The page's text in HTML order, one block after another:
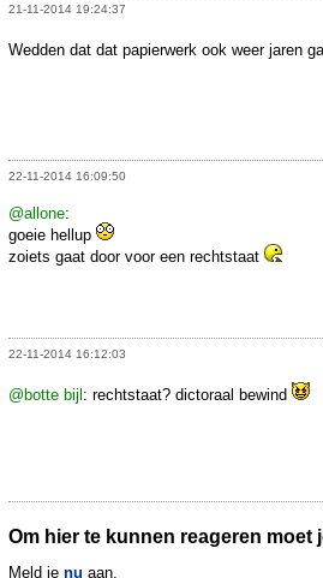
21-11-2014 19:24:37
Wedden dat dat papierwerk ook weer jaren
22-11-2014 16:09:50
@allone:
goeie hellup
zoiets gaat door voor een rechtstaat
22-11-2014 16:12:03
@botte bijl : rechtstaat? dictoraal bewind
Om hier te kunnen reageren moet
Meld je nu aan.